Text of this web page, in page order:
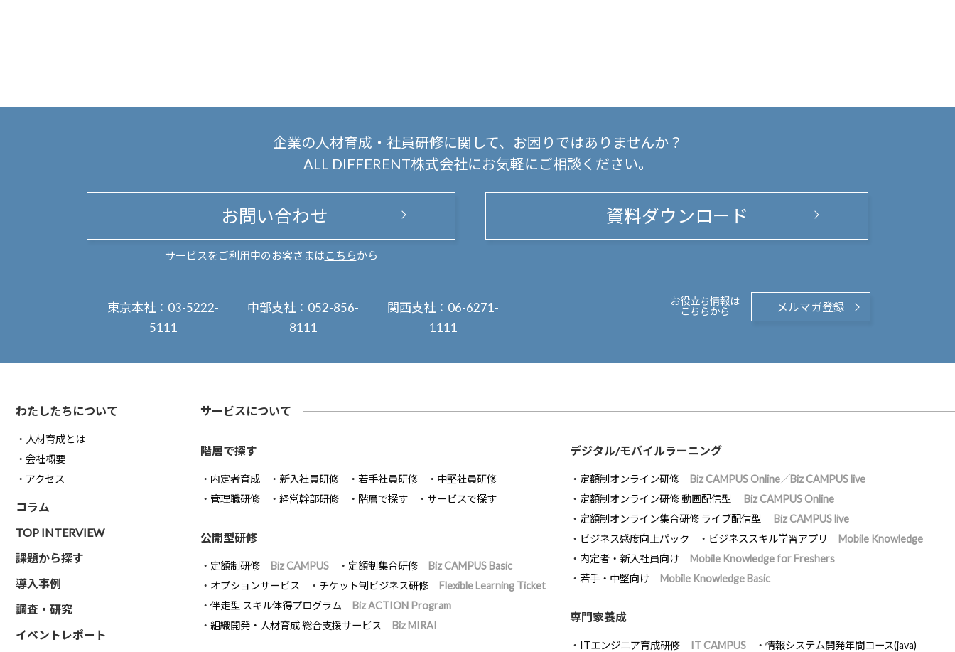
企業の人材育成・社員研修に関して、
お困りではありませんか？
ALL DIFFERENT株式会社にお気軽にご相談ください。
お問い合わせ
サービスをご利用中のお客さまは こちらから
資料ダウンロード
東京本社： 03-5222-
5111
中部支社： 052-856-
8111
関西支社： 06-6271-
1111
お役立ち情報は
こちらから
メルマガ登録
わたしたちについて
人材育成とは
会社概要
アクセス
コラム
TOP INTERVIEW
課題から探す
導入事例
調査・研究
イベントレポート
サービスについて
階層で探す
内定者育成 新入社員研修 若手社員研修
中堅社員研修
管理職研修
経営幹部研修 階層で探す サービスで探す
公開型研修
定額制研修 Biz CAMPUS 定額制集合研修
Biz CAMPUS Basic
オプションサービス
チケット制ビジネス研修
Flexible Learning Ticket
伴走型 スキル体得プログラム
Biz ACTION Program
組織開発・人材育成 総合支援サービス
Biz MIRAI
デジタル/モバイルラーニング
定額制オンライン研修
Biz CAMPUS Online／Biz CAMPUS live
定額制オンライン研修 動画配信型
Biz CAMPUS Online
定額制オンライン集合研修 ライブ配信型
Biz CAMPUS live
ビジネス感度向上パック
ビジネススキル学習アプリ
Mobile Knowledge
内定者・新入社員向け
Mobile Knowledge for Freshers
若手・中堅向け
Mobile Knowledge Basic
専門家養成
ITエンジニア育成研修 IT CAMPUS
情報システム開発年間コース(java)